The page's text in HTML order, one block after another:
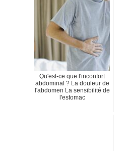
Qu'est-ce que l'inconfort
abdominal ? La douleur de
l'abdomen La sensibilité de
l'estomac